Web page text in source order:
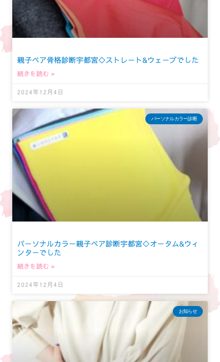
親子ペア骨格診断宇都宮◇ストレート&ウェーブでした
続きを読む »
2024年12月4日
パーソナルカラー診断
パーソナルカラー親子ペア診断宇都宮◇オータム&ウィ
ンターでした
続きを読む »
2024年12月4日
お知らせ